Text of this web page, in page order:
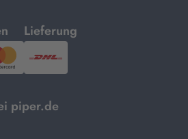
und
Lieferung
mit
DHL.
piper.de